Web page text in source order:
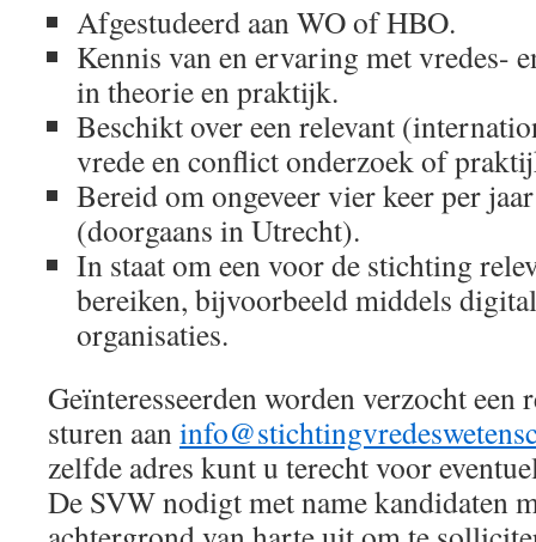
Afgestudeerd aan WO of HBO.
Kennis van en ervaring met vredes-
in theorie en praktijk.
Beschikt over een relevant
vrede en conflict onderzoek of
Bereid om ongeveer vier keer per
(doorgaans in Utrecht).
In staat om een voor de stichting
bereiken, bijvoorbeeld middels
organisaties.
Geïnteresseerden worden verzocht
sturen aan
zelfde adres kunt u terecht voor
De SVW nodigt met name kandidaten